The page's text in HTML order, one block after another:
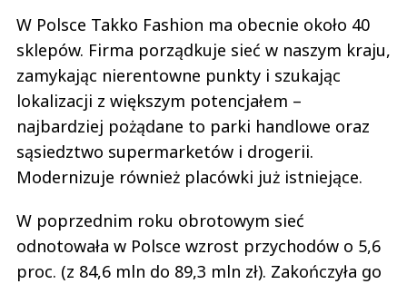
W Polsce Takko Fashion ma obecnie około 40
sklepów. Firma porządkuje sieć w naszym kraju,
zamykając nierentowne punkty i szukając
lokalizacji z większym potencjałem –
najbardziej pożądane to parki handlowe oraz
sąsiedztwo supermarketów i drogerii.
Modernizuje również placówki już istniejące.
W poprzednim roku obrotowym sieć
odnotowała w Polsce wzrost przychodów o 5,6
proc. (z 84,6 mln do 89,3 mln zł). Zakończyła go